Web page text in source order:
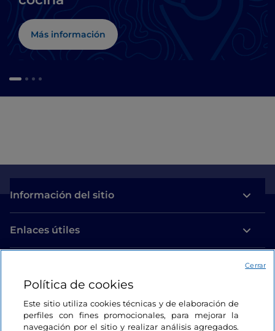
Más información
Información del sitio
Enlaces útiles
Estamos en contacto
Política de cookies
Este sitio utiliza cookies técnicas y de elaboración de
perfiles con fines promocionales, para mejorar la
navegación por el sitio y realizar análisis agregados.
Cerrar